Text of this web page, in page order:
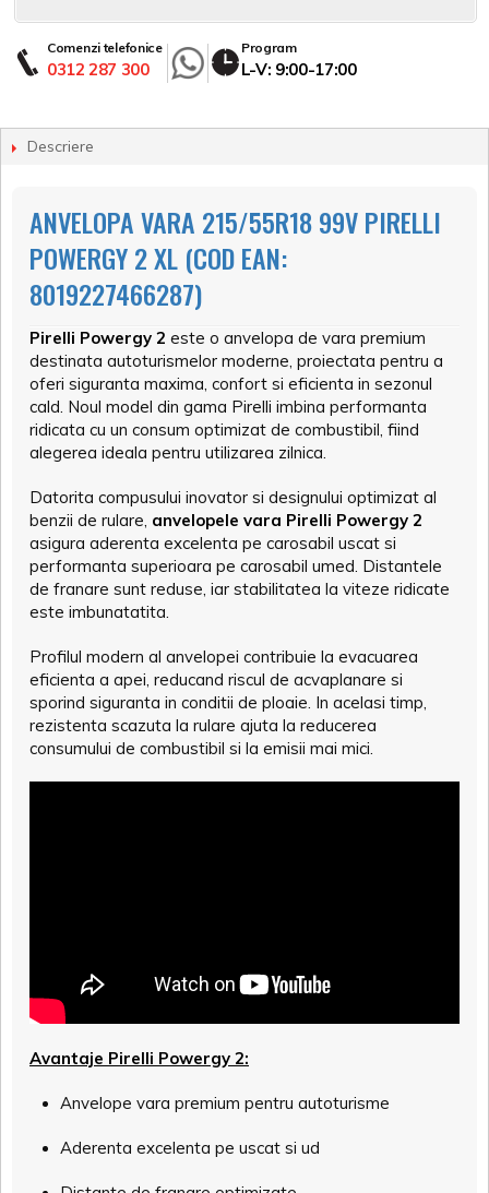
Comenzi telefonice
0312 287 300
Program
L-V: 9:00-17:00
Descriere
ANVELOPA VARA 215/55R18 99V PIRELLI
POWERGY 2 XL (COD EAN:
8019227466287)
Pirelli Powergy 2 este o anvelopa de vara premium
destinata autoturismelor moderne, proiectata pentru a
oferi siguranta maxima, confort si eficienta in sezonul
cald. Noul model din gama Pirelli imbina performanta
ridicata cu un consum optimizat de combustibil, fiind
alegerea ideala pentru utilizarea zilnica.
Datorita compusului inovator si designului optimizat al
benzii de rulare, anvelopele vara Pirelli Powergy 2
asigura aderenta excelenta pe carosabil uscat si
performanta superioara pe carosabil umed. Distantele
de franare sunt reduse, iar stabilitatea la viteze ridicate
este imbunatatita.
Profilul modern al anvelopei contribuie la evacuarea
eficienta a apei, reducand riscul de acvaplanare si
sporind siguranta in conditii de ploaie. In acelasi timp,
rezistenta scazuta la rulare ajuta la reducerea
consumului de combustibil si la emisii mai mici.
Avantaje Pirelli Powergy 2:
Anvelope vara premium pentru autoturisme
Aderenta excelenta pe uscat si ud